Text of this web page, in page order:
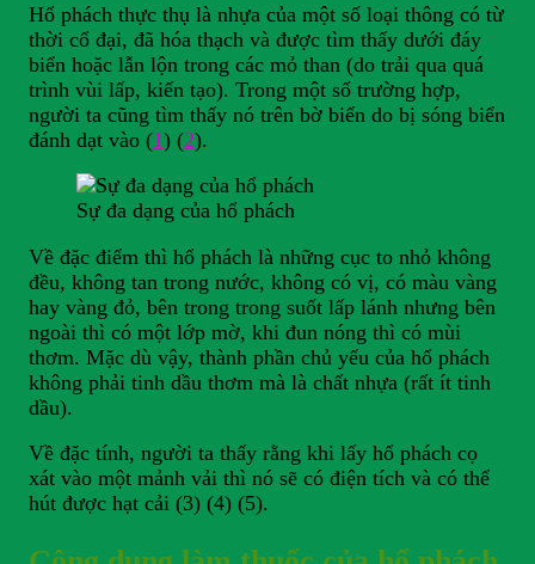
Hổ phách thực thụ là nhựa của một số loại thông có từ
thời cổ đại, đã hóa thạch và được tìm thấy dưới đáy
biển hoặc lẫn lộn trong các mỏ than (do trải qua quá
trình vùi lấp, kiến tạo). Trong một số trường hợp,
người ta cũng tìm thấy nó trên bờ biển do bị sóng biển
đánh dạt vào (1) (2).
Sự đa dạng của hổ phách
Về đặc điểm thì hổ phách là những cục to nhỏ không
đều, không tan trong nước, không có vị, có màu vàng
hay vàng đỏ, bên trong trong suốt lấp lánh nhưng bên
ngoài thì có một lớp mờ, khi đun nóng thì có mùi
thơm. Mặc dù vậy, thành phần chủ yếu của hổ phách
không phải tinh dầu thơm mà là chất nhựa (rất ít tinh
dầu).
Về đặc tính, người ta thấy rằng khi lấy hổ phách cọ
xát vào một mảnh vải thì nó sẽ có điện tích và có thể
hút được hạt cải (3) (4) (5).